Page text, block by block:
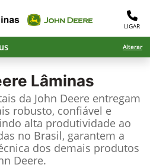
LIGAR
Alterar
Lâminas
da John Deere entregam
robusto, confiável e
alta produtividade ao
no Brasil, garantem a
dos demais produtos
Deere.